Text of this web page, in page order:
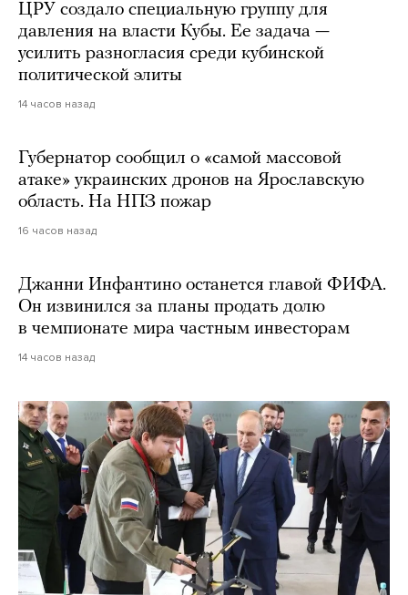
ЦРУ создало специальную группу для
давления на власти Кубы. Ее задача —
усилить разногласия среди кубинской
политической элиты
14 часов назад
Губернатор сообщил о «самой массовой
атаке» украинских дронов на Ярославскую
область. На НПЗ пожар
16 часов назад
Джанни Инфантино останется главой ФИФА.
Он извинился за планы продать долю
в чемпионате мира частным инвесторам
14 часов назад